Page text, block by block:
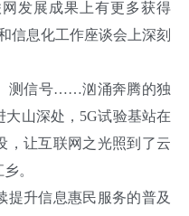
发展成果上有更多获得
信息化工作座谈会上深刻
测信号……汹涌奔腾的独
山深处，5G试验基站在
，让互联网之光照到了云
。
提升信息惠民服务的普及